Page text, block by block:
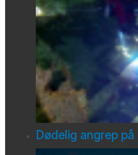
Dødelig angrep på